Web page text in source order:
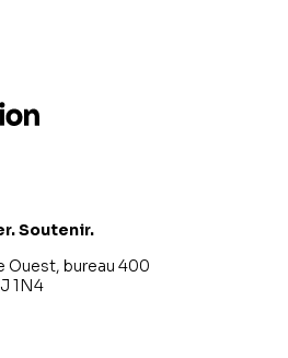
Soutenir.
bureau 400
1N4